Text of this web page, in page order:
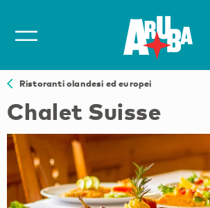
Ristoranti olandesi ed europei
Chalet Suisse